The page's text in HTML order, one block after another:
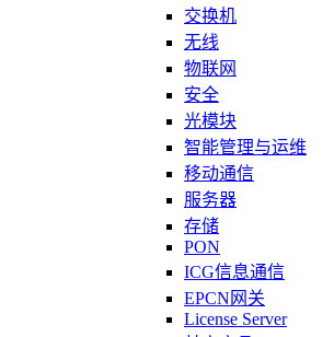
交换机
无线
物联网
安全
光模块
智能管理与运维
移动通信
服务器
存储
PON
ICG信息通信
EPCN网关
License Server